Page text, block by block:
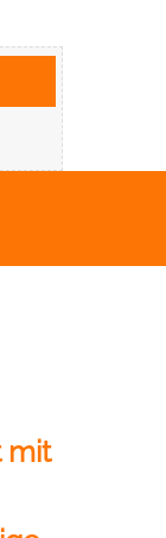
mit